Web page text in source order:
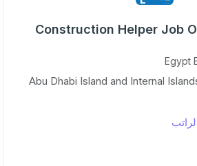
Construction Helper Job
Egypt
Abu Dhabi Island and Internal